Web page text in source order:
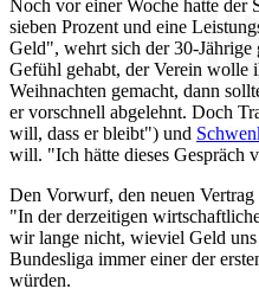
Noch vor einer Woche hatte der
sieben Prozent und eine
Geld", wehrt sich der 30-
Gefühl gehabt, der Verein wolle
Weihnachten gemacht, dann
er vorschnell abgelehnt. Doch
will, dass er bleibt") und
will. "Ich hätte dieses Gespräch
Den Vorwurf, den neuen
"In der derzeitigen
wir lange nicht, wieviel Geld
Bundesliga immer einer der
würden.